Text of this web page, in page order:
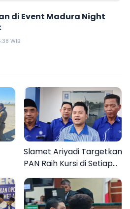
di Event Madura Night
WIB
Slamet Ariyadi Targetkan
PAN Raih Kursi di Setiap
Dapil Sumenep pada
2029